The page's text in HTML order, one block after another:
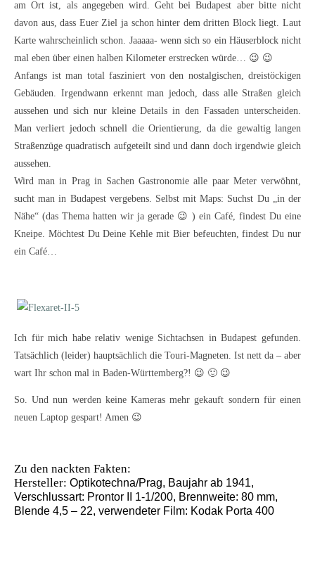
am Ort ist, als angegeben wird. Geht bei Budapest aber bitte nicht
davon aus, dass Euer Ziel ja schon hinter dem dritten Block liegt. Laut
Karte wahrscheinlich schon. Jaaaaa- wenn sich so ein Häuserblock nicht
mal eben über einen halben Kilometer erstrecken würde… 😉 😉
Anfangs ist man total fasziniert von den nostalgischen, dreistöckigen
Gebäuden. Irgendwann erkennt man jedoch, dass alle Straßen gleich
aussehen und sich nur kleine Details in den Fassaden unterscheiden.
Man verliert jedoch schnell die Orientierung, da die gewaltig langen
Straßenzüge quadratisch aufgeteilt sind und dann doch irgendwie gleich
aussehen.
Wird man in Prag in Sachen Gastronomie alle paar Meter verwöhnt,
sucht man in Budapest vergebens. Selbst mit Maps: Suchst Du „in der
Nähe“ (das Thema hatten wir ja gerade 😉 ) ein Café, findest Du eine
Kneipe. Möchtest Du Deine Kehle mit Bier befeuchten, findest Du nur
ein Café…
Ich für mich habe relativ wenige Sichtachsen in Budapest gefunden.
Tatsächlich (leider) hauptsächlich die Touri-Magneten. Ist nett da – aber
wart Ihr schon mal in Baden-Württemberg?! 😉 🙂 😉
So. Und nun werden keine Kameras mehr gekauft sondern für einen
neuen Laptop gespart! Amen 😉
Zu den nackten Fakten:
Hersteller: Optikotechna/Prag, Baujahr ab 1941,
Verschlussart: Prontor II 1-1/200, Brennweite: 80 mm,
Blende 4,5 – 22, verwendeter Film: Kodak Porta 400